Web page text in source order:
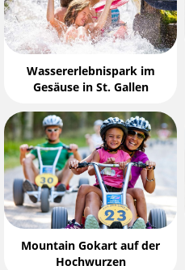
Wassererlebnispark im
Gesäuse in St. Gallen
Mountain Gokart auf der
Hochwurzen